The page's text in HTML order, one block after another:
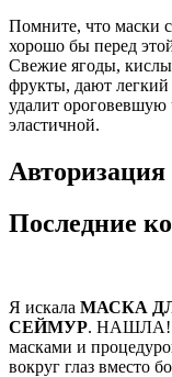
Помните, что маски
хорошо бы перед
Свежие ягоды,
фрукты, дают
удалит ороговевшую
эластичной.
Авторизация
Последние
Я искала МАСКА
СЕЙМУР. НАШЛА!
масками и
вокруг глаз вместо